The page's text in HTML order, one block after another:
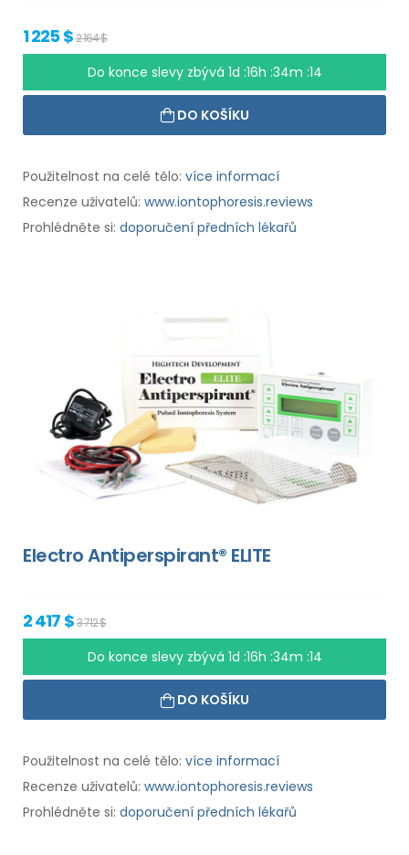
1 225 $2 164 $
Do konce slevy zbývá1d :16h :34m :13
DO KOŠÍKU
Použitelnost na celé tělo: více informací
Recenze uživatelů: www.iontophoresis.reviews
Prohlédněte si: doporučení předních lékařů
Electro Antiperspirant® ELITE
2 417 $3 712 $
Do konce slevy zbývá1d :16h :34m :13
DO KOŠÍKU
Použitelnost na celé tělo: více informací
Recenze uživatelů: www.iontophoresis.reviews
Prohlédněte si: doporučení předních lékařů